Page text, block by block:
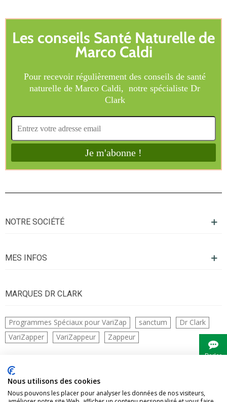
NOTRE SOCIÉTÉ
MES INFOS
MARQUES DR CLARK
Programmes Spéciaux pour VariZap sanctum
Dr Clark
VariZapper
VariZappeur Zappeur
CONTACTS
Parler
Nous utilisons des cookies
Nous pouvons les placer pour analyser les données de nos visiteurs,